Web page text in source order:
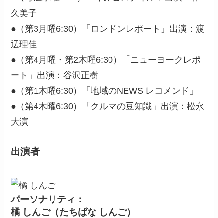
久美子
●（第3月曜6:30）「ロンドンレポート」出演：渡
辺理佳
●（第4月曜・第2木曜6:30）「ニューヨークレポ
ート」出演：谷沢正樹
●（第1木曜6:30）「地域のNEWS レコメンド」
●（第4木曜6:30）「クルマの豆知識」出演：松永
大演
出演者
パーソナリティ：
橘 しんご（たちばな しんご）